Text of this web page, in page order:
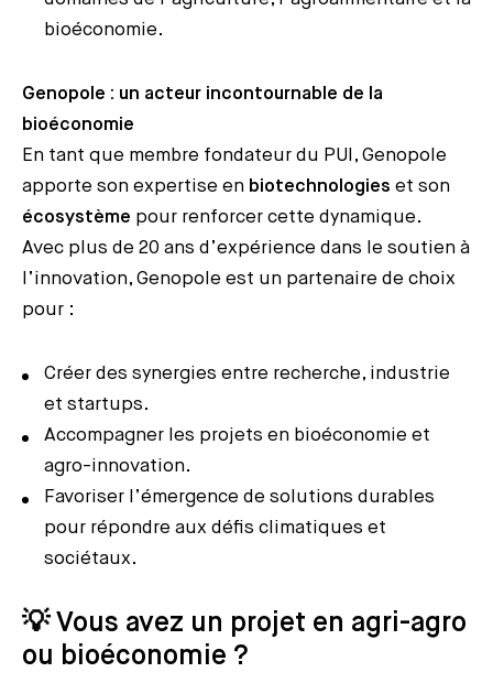
bioéconomie.
Genopole : un acteur incontournable de la
bioéconomie
En tant que membre fondateur du PUI, Genopole
apporte son expertise en biotechnologies et son
écosystème pour renforcer cette dynamique.
Avec plus de 20 ans d’expérience dans le soutien à
l’innovation, Genopole est un partenaire de choix
pour :
Créer des synergies entre recherche, industrie
et startups.
Accompagner les projets en bioéconomie et
agro-innovation.
Favoriser l’émergence de solutions durables
pour répondre aux défis climatiques et
sociétaux.
💡 Vous avez un projet en agri-agro
ou bioéconomie ?